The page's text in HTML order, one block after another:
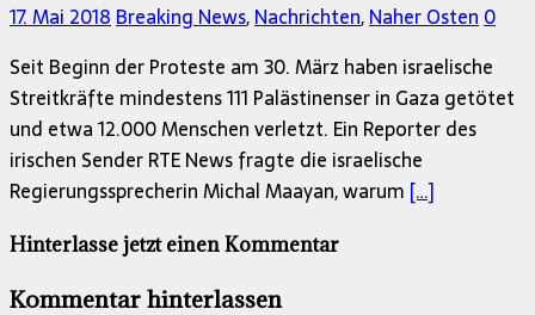
17. Mai 2018 Breaking News,Nachrichten,Naher Osten 0
Seit Beginn der Proteste am 30. März haben israelische
Streitkräfte mindestens 111 Palästinenser in Gaza getötet
und etwa 12.000 Menschen verletzt. Ein Reporter des
irischen Sender RTE News fragte die israelische
Regierungssprecherin Michal Maayan, warum […]
Hinterlasse jetzt einen Kommentar
Kommentar hinterlassen